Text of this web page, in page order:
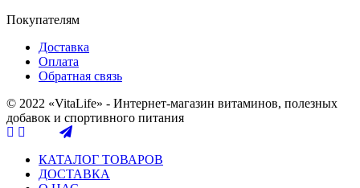
Покупателям
Доставка
Оплата
Обратная связь
© 2022 «VitaLife» - Интернет-магазин витаминов, полезных
добавок и спортивного питания
КАТАЛОГ ТОВАРОВ
ДОСТАВКА